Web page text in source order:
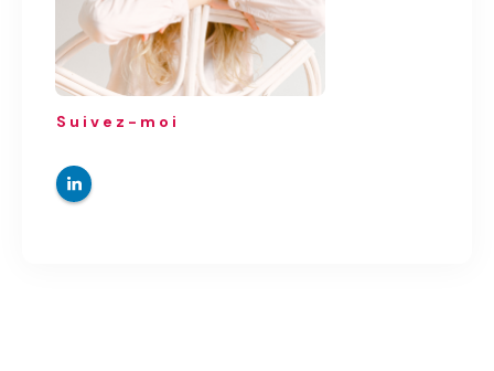
Suivez-moi